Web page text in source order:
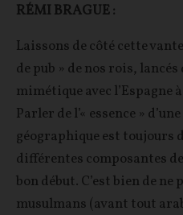
RÉMI BRAGUE :
Laissons de côté cette
de pub » de nos rois,
mimétique avec l’Espagne
Parler de l’« essence »
géographique est toujours
différentes composantes
bon début. C’est bien de
musulmans (avant tout